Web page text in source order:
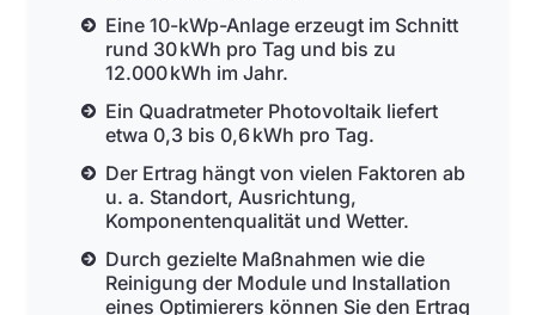
Eine 10-kWp-Anlage erzeugt im Schnitt
rund 30 kWh pro Tag und bis zu
12.000 kWh im Jahr.
Ein Quadratmeter Photovoltaik liefert
etwa 0,3 bis 0,6 kWh pro Tag.
Der Ertrag hängt von vielen Faktoren ab
u. a. Standort, Ausrichtung,
Komponentenqualität und Wetter.
Durch gezielte Maßnahmen wie die
Reinigung der Module und Installation
eines Optimierers können Sie den Ertrag